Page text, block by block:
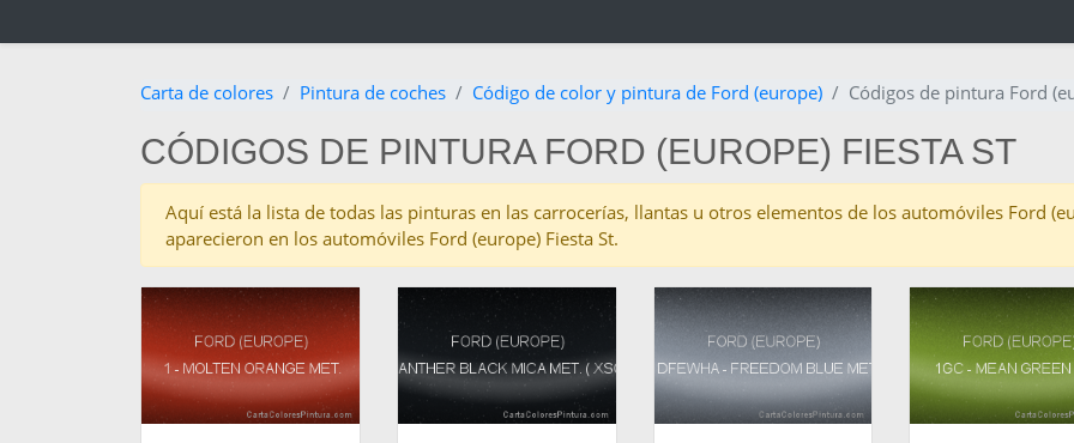
Carta de colores Pintura de coches Código de color y pintura de Ford (europe) Códigos de pintura Ford
CÓDIGOS DE PINTURA FORD (EUROPE) FIESTA ST
Aquí está la lista de todas las pinturas en las carrocerías, llantas u otros elementos de los automóviles Ford
aparecieron en los automóviles Ford (europe) Fiesta St.